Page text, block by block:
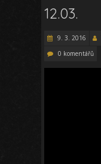
12.03.
9. 3. 2016
0 komentářů